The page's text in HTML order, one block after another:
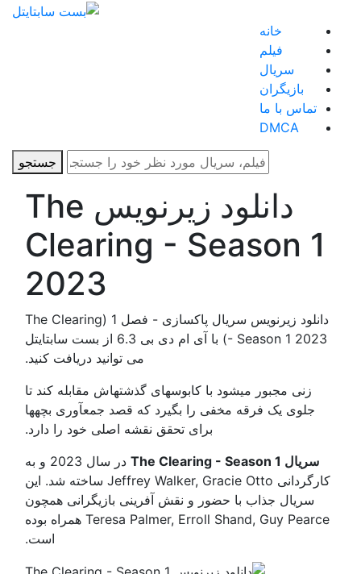
خانه
فیلم
سریال
بازیگران
تماس با ما
DMCA
جستجو
دانلود زیرنویس The
Clearing - Season 1
2023
دانلود زیرنویس سریال پاکسازی - فصل 1 (The Clearing
- Season 1 2023) با آی ام دی بی 6.3 از بست سابتایتل
می توانید دریافت کنید.
زنی مجبور میشود با کابوسهای گذشتهاش مقابله کند تا
جلوی یک فرقه مخفی را بگیرد که قصد جمعآوری بچهها
برای تحقق نقشه اصلی خود را دارد.
سریال The Clearing - Season 1
در سال 2023 و به
کارگردانی Jeffrey Walker, Gracie Otto ساخته شد. این
سریال جذاب با حضور و نقش آفرینی بازیگرانی همچون
Teresa Palmer, Erroll Shand, Guy Pearce همراه بوده
است.